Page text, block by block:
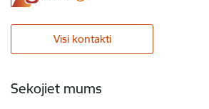
Visi kontakti
Sekojiet mums